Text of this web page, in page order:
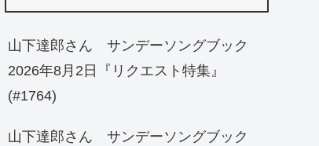
山下達郎さん サンデーソングブック
2026年8月2日『リクエスト特集』
(#1764)
山下達郎さん サンデーソングブック